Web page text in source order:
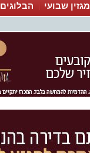
מגזין שבועי הבלוגים